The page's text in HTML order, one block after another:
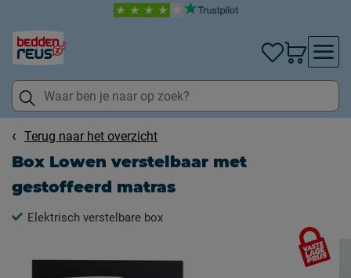
Terug naar het overzicht
Box Lowen verstelbaar met
gestoffeerd matras
Elektrisch verstelbare box